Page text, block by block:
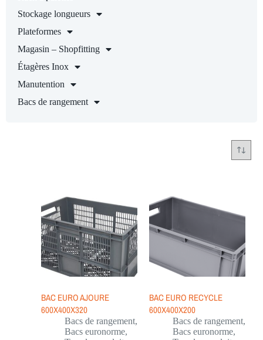
Stockage longueurs
Plateformes
Magasin – Shopfitting
Étagères Inox
Manutention
Bacs de rangement
BAC EURO AJOURE
600X400X320
Bacs de rangement,
Bacs euronorme,
BAC EURO RECYCLE
600X400X200
Bacs de rangement,
Bacs euronorme,